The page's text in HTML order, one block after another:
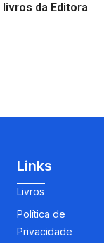
da Editora
Links
Livros
Política de
Privacidade